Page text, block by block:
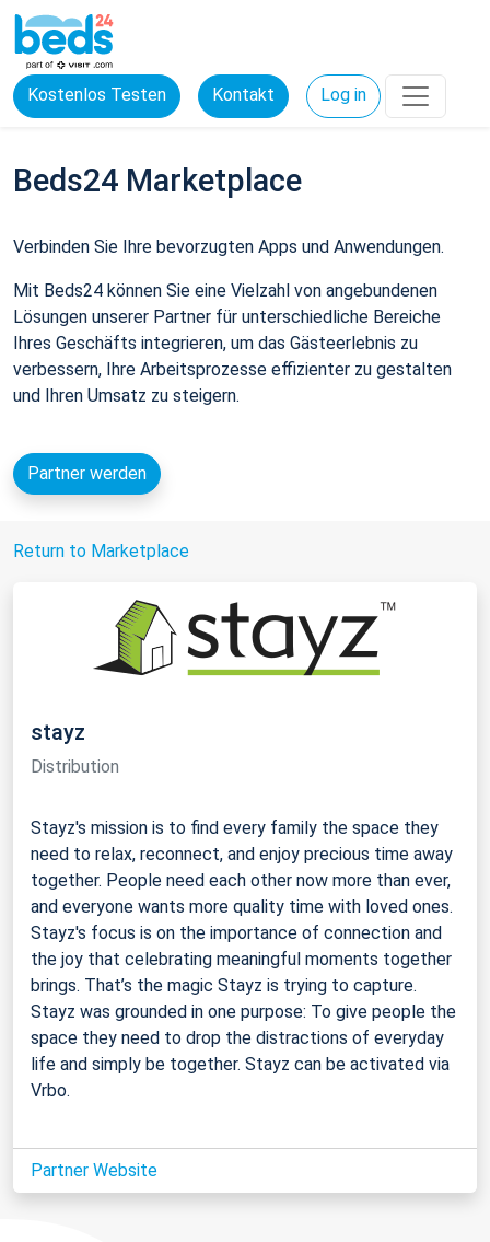
Kostenlos Testen Kontakt Log in
Beds24 Marketplace
Verbinden Sie Ihre bevorzugten Apps und Anwendungen.
Mit Beds24 können Sie eine Vielzahl von angebundenen
Lösungen unserer Partner für unterschiedliche Bereiche
Ihres Geschäfts integrieren, um das Gästeerlebnis zu
verbessern, Ihre Arbeitsprozesse effizienter zu gestalten
und Ihren Umsatz zu steigern.
Partner werden
Return to Marketplace
stayz
Distribution
Stayz's mission is to find every family the space they
need to relax, reconnect, and enjoy precious time away
together. People need each other now more than ever,
and everyone wants more quality time with loved ones.
Stayz's focus is on the importance of connection and
the joy that celebrating meaningful moments together
brings. That’s the magic Stayz is trying to capture.
Stayz was grounded in one purpose: To give people the
space they need to drop the distractions of everyday
life and simply be together. Stayz can be activated via
Vrbo.
Partner Website